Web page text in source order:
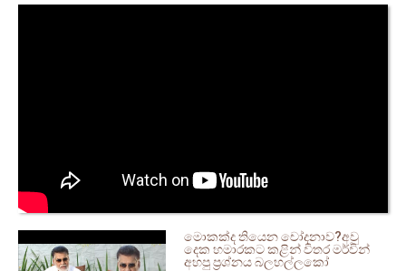
මොකක්ද තියෙන චෝදනාව?අවු
දෙක හමාරකට කළින් විතර මර්වින්
අහපු ප්‍රශ්නය බලහල්ලකෝ